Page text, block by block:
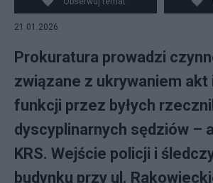
Policja na zlecenie prokuratury
w pomieszczeniach biura Rzecznika
siedzibę
21.01.2026
Prokuratura prowadzi
związane z ukrywaniem akt
funkcji przez byłych
dyscyplinarnych sędziów –
KRS. Wejście policji i
budynku przy ul.